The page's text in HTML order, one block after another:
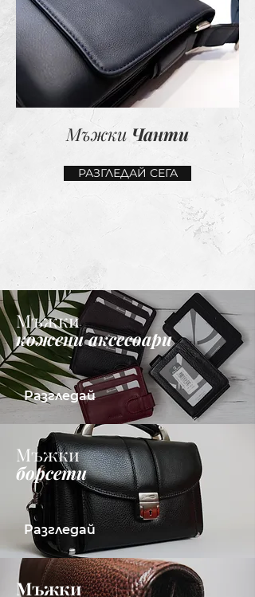
Мъжки
кожени аксесоари
Разгледай
Мъжки
борсети
Разгледай
Мъжки
Мъжки Чанти
РАЗГЛЕДАЙ СЕГА